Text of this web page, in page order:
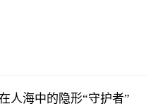
人海中的隐形“守护者”